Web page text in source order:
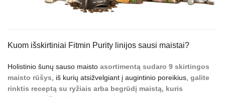
Kuom išskirtiniai Fitmin Purity linijos sausi maistai?
Holistinio šunų sauso maisto asortimentą sudaro 9 skirtingos
maisto rūšys, iš kurių atsižvelgiant į augintinio poreikius, galite
rinktis receptą su ryžiais arba begrūdį maistą, kuris